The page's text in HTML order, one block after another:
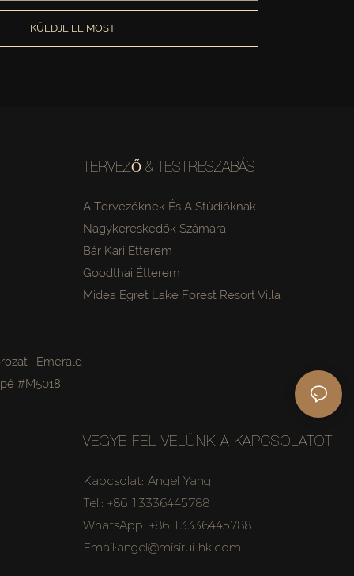
KÜLDJE EL MOST
· Emerald
#M5018
TERVEZŐ & TESTRESZABÁS
A Tervezőknek És A Stúdióknak
Nagykereskedők Számára
Bár Kari Étterem
Goodthai Étterem
Midea Egret Lake Forest Resort Villa
VEGYE FEL VELÜNK A KAPCSOLATOT
Kapcsolat: Angel Yang
Tel.: +86 13336445788
WhatsApp: +86 13336445788
Email:angel@misirui-hk.com